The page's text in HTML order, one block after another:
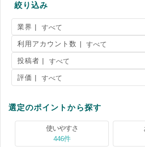
絞り込み
業界 |
利用アカウント数 |
投稿者 |
評価 |
選定のポイントから探す
使いやすさ
446件